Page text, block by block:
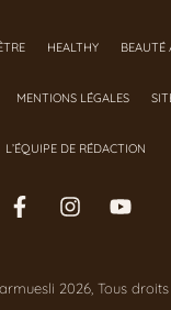
HEALTHY BEAUTÉ
MENTIONS LÉGALES
L’ÉQUIPE DE RÉDACTION
2026, Tous